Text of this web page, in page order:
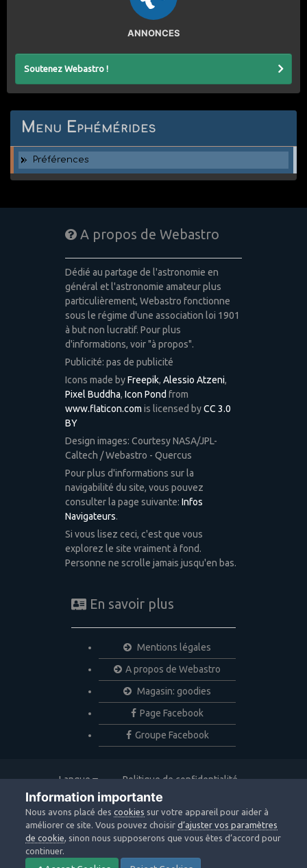
ANNONCES
Soutenez Webastro !
Menu Ephémérides
Préférences
A propos de Webastro
Dédié au partage de l'astronomie en
général et l'astronomie amateur plus
particulièrement, Webastro fonctionne
sous le régime d'une association loi 1901
à but non lucratif. Pour plus
d'informations, voir "à propos".
Publicité: pas de publicité
Icons made byFreepik, Alessio Atzeni,
Pixel Buddha, Icon Pond from
www.flaticon.com is licensed byCC 3.0
BY
Design images: Courtesy NASA/JPL-
Caltech / Webastro - Quercus
Pour plus d'informations sur la
navigabilité du site, vous pouvez
consulter la page suivante: Infos
Navigateurs.
Si vous lisez ceci, c'est que vous
explorez le site vraiment à fond.
Personne ne scrolle jamais jusqu'en bas.
En savoir plus
Mentions légales
A propos de Webastro
Magasin: goodies
Page Facebook
Groupe Facebook
Langue
Politique de confidentialité
Nous contacter
Copyright © 2020 Webastro
Powered by Invision Community
Information importante
Nous avons placé descookies sur votre appareil pour aider à
améliorer ce site. Vous pouvez choisird’ajuster vos paramètres
de cookie, sinon nous supposerons que vous êtes d’accord pour
continuer.